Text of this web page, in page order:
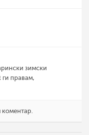
зимски
правам,